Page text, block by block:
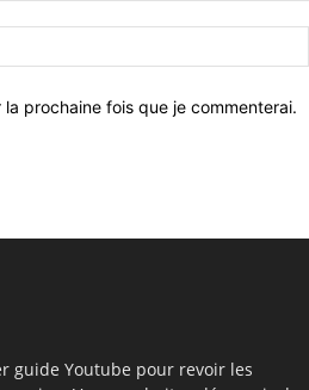
prochaine fois que je commenterai.
guide Youtube pour revoir les